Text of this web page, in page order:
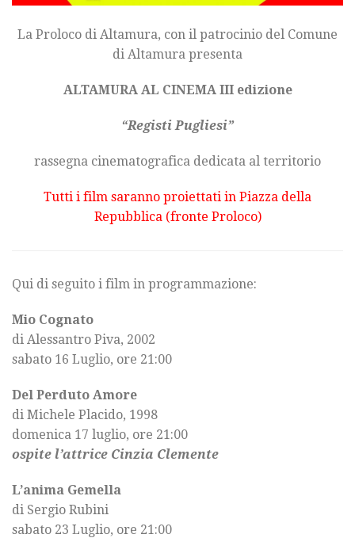
La Proloco di Altamura, con il patrocinio del Comune
di Altamura presenta
ALTAMURA AL CINEMA III edizione
“Registi Pugliesi”
rassegna cinematografica dedicata al territorio
Tutti i film saranno proiettati in Piazza della
Repubblica (fronte Proloco)
Qui di seguito i film in programmazione:
Mio Cognato
di Alessantro Piva, 2002
sabato 16 Luglio, ore 21:00
Del Perduto Amore
di Michele Placido, 1998
domenica 17 luglio, ore 21:00
ospite l’attrice Cinzia Clemente
L’anima Gemella
di Sergio Rubini
sabato 23 Luglio, ore 21:00